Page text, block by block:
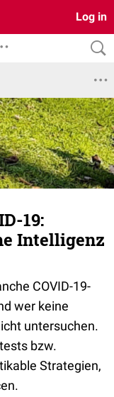
Log in
19:
Intelligenz
COVID-19-
wer keine
untersuchen.
bzw.
Strategien,